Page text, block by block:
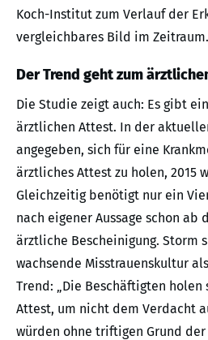
Koch-Institut zum Verlauf der
vergleichbares Bild im Zeitraum.
Der Trend geht zum
Die Studie zeigt auch: Es gibt
ärztlichen Attest. In der
angegeben, sich für eine
ärztliches Attest zu holen, 2015
Gleichzeitig benötigt nur ein
nach eigener Aussage schon ab
ärztliche Bescheinigung. Storm
wachsende Misstrauenskultur
Trend: „Die Beschäftigten
Attest, um nicht dem Verdacht
würden ohne triftigen Grund